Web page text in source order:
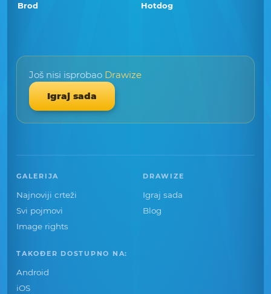
Brod Hotdog
Još nisi isprobao Drawize
Igraj sada
GALERIJA
Najnoviji crteži
Svi pojmovi
Image rights
DRAWIZE
Igraj sada
Blog
TAKOĐER DOSTUPNO NA:
Android
iOS